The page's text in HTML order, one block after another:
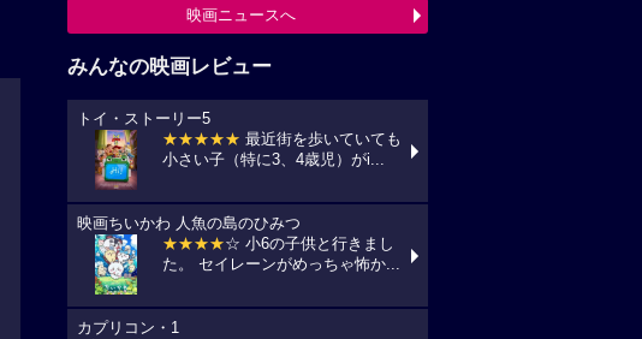
映画ニュースへ
みんなの映画レビュー
トイ・ストーリー5
★★★★★ 最近街を歩いていても
小さい子（特に3、4歳児）がi...
映画ちいかわ 人魚の島のひみつ
★★★★☆ 小6の子供と行きまし
た。 セイレーンがめっちゃ怖か...
カプリコン・1